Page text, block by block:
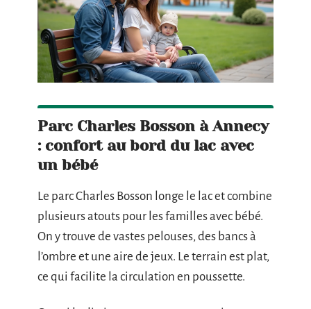
Parc Charles Bosson à Annecy
: confort au bord du lac avec
un bébé
Le parc Charles Bosson longe le lac et combine
plusieurs atouts pour les familles avec bébé.
On y trouve de vastes pelouses, des bancs à
l’ombre et une aire de jeux. Le terrain est plat,
ce qui facilite la circulation en poussette.